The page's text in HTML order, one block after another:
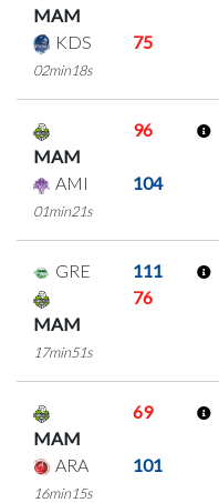
MAM
KDS 75
02min18s
MAM
96
AMI 104
01min21s
GRE 111
MAM
76
17min51s
MAM
69
ARA 101
16min15s